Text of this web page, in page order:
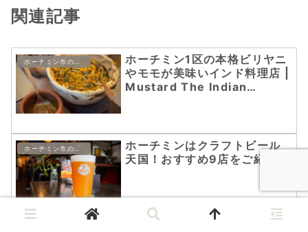
関連記事
ホーチミン市のローカルグルメ
ホーチミン1区の本格ビリヤニ
やモモが美味いインド料理店 |
Mustard The Indian
ホーチミンはクラフトビール
天国！おすすめ9店をご紹介